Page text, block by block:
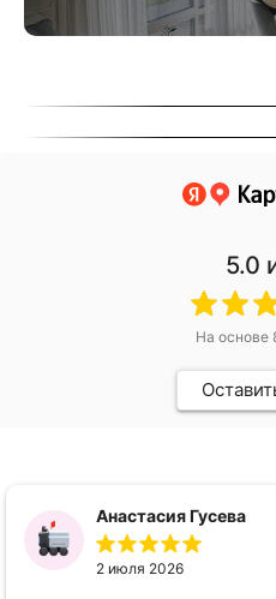
5.0
На основе
Анастасия Гусева
2 июля 2026